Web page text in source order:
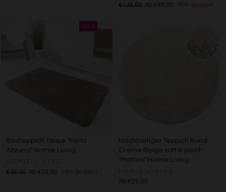
€139,00 Ab €49,00 65% gespart
Badteppich Taupe "Porto
Azzurro" Homie Living
€69,00 Ab €59,00 14% gespart
Nachhaltiger Teppich Rund
Creme Beige soft & weich
"Matteo" Homie Living
Ab €29,00
Speichern von oder Zugriff auf Informationen auf einem
Analyse von Zielgruppen durch Statistiken oder
Kombinationen von Daten aus verschiedenen Quellen
Entwicklung und Verbesserung der Angebote
Verwendung reduzierter Daten zur Auswahl von Inhalten
Besondere Features: